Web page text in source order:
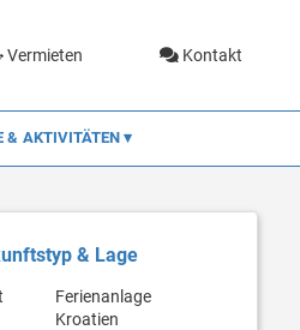
Vermieten Kontakt
& AKTIVITÄTEN
& Lage
Ferienanlage
Kroatien